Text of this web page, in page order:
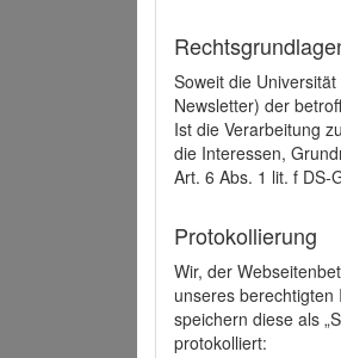
Soweit die
Newsletter) der
Ist die Verarbeitung
die Interessen,
Art. 6 Abs. 1 lit. f DS-
Protokollierung
Wir, der
unseres berechtigten
speichern diese als
protokolliert: